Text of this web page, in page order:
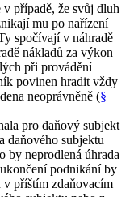
případě, že svůj dluh
mu po nařízení
spočívají v náhradě
nákladů za výkon
při provádění
povinen hradit vždy
neoprávněně (§
pro daňový subjekt
daňového subjektu
by neprodlená úhrada
podnikání by
v příštím zdaňovacím